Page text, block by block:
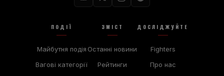
ПОДІЇ
Майбутня подія
Вагові категорії
ЗМІСТ
Останні новини
Рейтинги
ДОСЛІДЖУЙТЕ
Fighters
Про нас